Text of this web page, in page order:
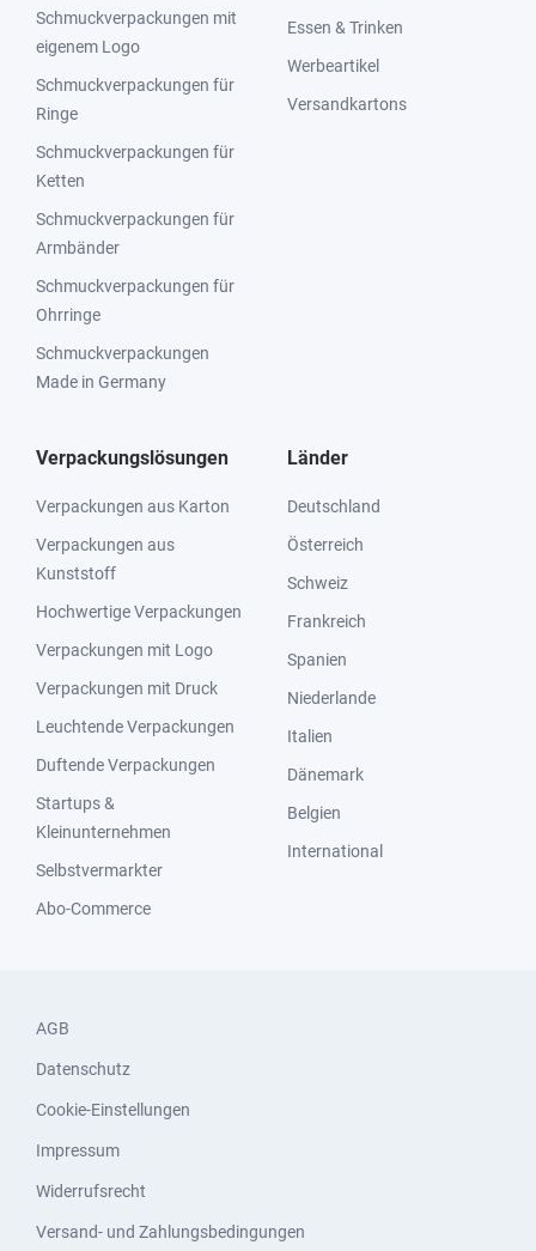
Schmuckverpackungen mit
eigenem Logo
Schmuckverpackungen für
Ringe
Schmuckverpackungen für
Ketten
Schmuckverpackungen für
Armbänder
Schmuckverpackungen für
Ohrringe
Schmuckverpackungen
Made in Germany
Essen & Trinken
Werbeartikel
Versandkartons
Verpackungslösungen
Verpackungen aus Karton
Verpackungen aus
Kunststoff
Hochwertige Verpackungen
Verpackungen mit Logo
Verpackungen mit Druck
Leuchtende Verpackungen
Duftende Verpackungen
Startups &
Kleinunternehmen
Selbstvermarkter
Abo-Commerce
Länder
Deutschland
Österreich
Schweiz
Frankreich
Spanien
Niederlande
Italien
Dänemark
Belgien
International
AGB
Datenschutz
Cookie-Einstellungen
Impressum
Widerrufsrecht
Versand- und Zahlungsbedingungen